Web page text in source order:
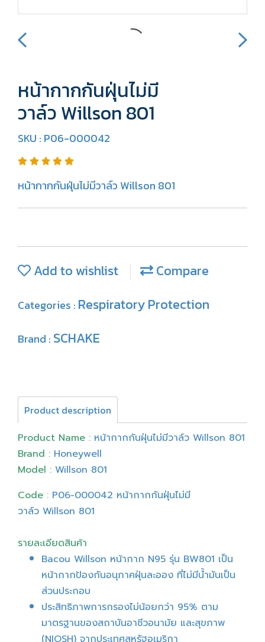
หน้ากากกันฝุ่นไม่มี
วาล์ว Willson 801
SKU : P06-000042
หน้ากากกันฝุ่นไม่มีวาล์ว Willson 801
Add to wishlist Compare
Categories : Respiratory Protection
Brand : SCHAKE
Product description
Product Name : หน้ากากกันฝุ่นไม่มีวาล์ว Willson 801
Brand : Honeywell
Model : Willson 801
Code : P06-000042 หน้ากากกันฝุ่นไม่มี
วาล์ว Willson 801
รายละเอียดสินค้า
Bacou Willson หน้ากาก N95 รุ่น BW801 เป็น
หน้ากากป้องกันอนุภาคฝุ่นละออง ที่ไม่มีน้ำมันเป็น
ส่วนประกอบ
ประสิทธิภาพการกรองไม่น้อยกว่า 95% ตาม
มาตรฐานของสถาบันอาชีวอนามัย และสุขภาพ
(NIOSH) จากประเทศสหรัฐอเมริกา